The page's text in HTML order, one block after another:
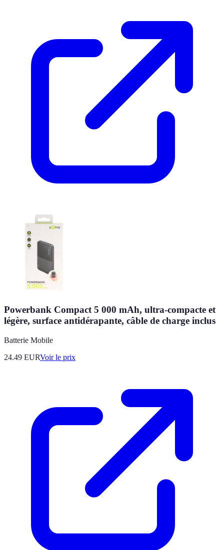
Powerbank Compact 5 000 mAh, ultra-compacte et
légère, surface antidérapante, câble de charge inclus
Batterie Mobile
24.49 EURVoir le prix